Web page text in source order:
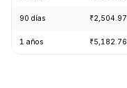
90 días ₹2,504.97
1 años ₹5,182.76